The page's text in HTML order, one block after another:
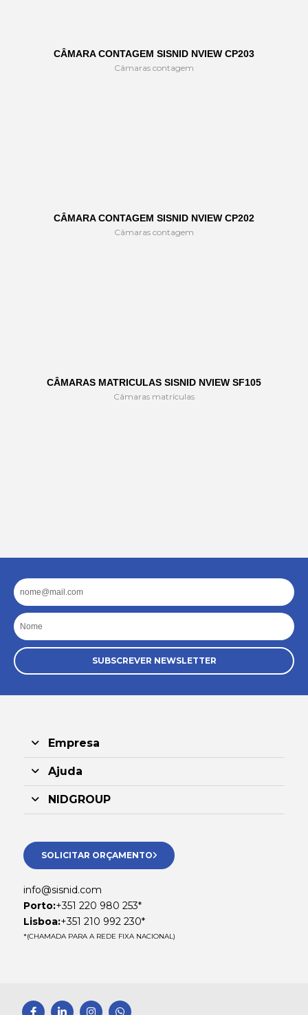
CÂMARA CONTAGEM SISNID NVIEW CP203
Câmaras contagem
CÂMARA CONTAGEM SISNID NVIEW CP202
Câmaras contagem
CÂMARAS MATRICULAS SISNID NVIEW SF105
Câmaras matrículas
Email
Nome
SUBSCREVER NEWSLETTER
Empresa
Ajuda
NIDGROUP
SOLICITAR ORÇAMENTO
info@sisnid.com
Porto:+351 220 980 253*
Lisboa:+351 210 992 230*
*(CHAMADA PARA A REDE FIXA NACIONAL)
F L I W